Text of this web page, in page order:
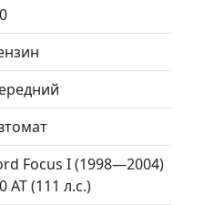
Focus I (1998—2004)
AT (111 л.с.)